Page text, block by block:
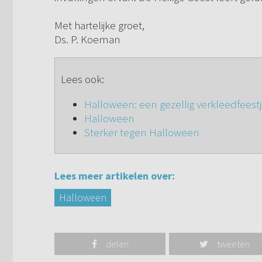
Met hartelijke groet,
Ds. P. Koeman
Lees ook:
Halloween: een gezellig
Halloween
Sterker tegen Halloween
Lees meer artikelen over:
Halloween
delen tweeten